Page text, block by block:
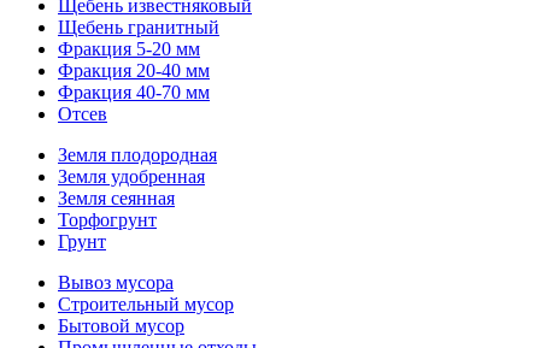
Щебень известняковый
Щебень гранитный
Фракция 5-20 мм
Фракция 20-40 мм
Фракция 40-70 мм
Отсев
Земля плодородная
Земля удобренная
Земля сеянная
Торфогрунт
Грунт
Вывоз мусора
Строительный мусор
Бытовой мусор